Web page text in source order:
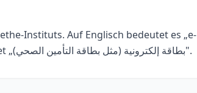
Instituts. Auf Englisch bedeutet es „e-
card (health insurance card)". Die arabische Übersetzung lautet „بطاقة إلكترونية (مثل بطاقة التأمين الصحي)".